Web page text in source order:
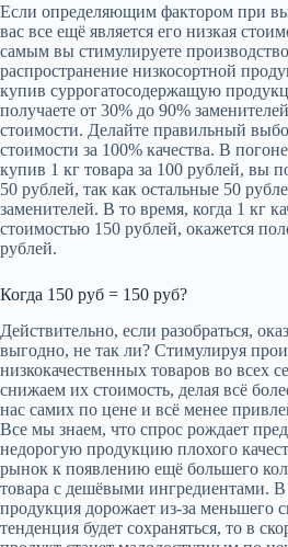
Если определяющим фактором при
вас все ещё является его низкая
самым вы стимулируете
распространение низкосортной
купив суррогатосодержащую
получаете от 30% до 90%
стоимости. Делайте правильный
стоимости за 100% качества. В
купив 1 кг товара за 100 рублей, вы
50 рублей, так как остальные 50
заменителей. В то время, когда 1 кг
стоимостью 150 рублей, окажется
рублей.
Когда 150 руб = 150 руб?
Действительно, если разобраться,
выгодно, не так ли? Стимулируя
низкокачественных товаров во всех
снижаем их стоимость, делая всё
нас самих по цене и всё менее
Все мы знаем, что спрос рождает
недорогую продукцию плохого
рынок к появлению ещё большего
товара с дешёвыми ингредиентами. В
продукция дорожает из-за меньшего
тенденция будет сохраняться, то в